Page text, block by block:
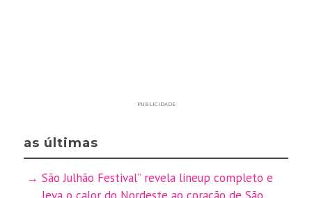
PUBLICIDADE
as últimas
São Julhão Festival” revela lineup completo e